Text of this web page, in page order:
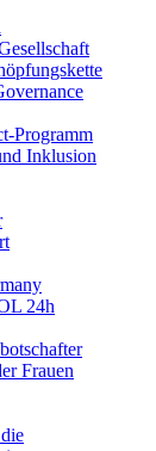
Programm
Inklusion​
24h
Frauen